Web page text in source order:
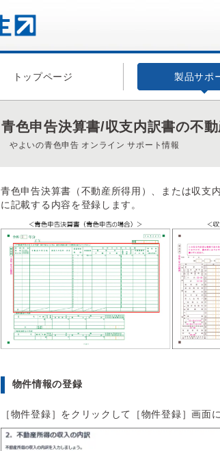
トップページ 製品サポ
青色申告決算書/収支内訳書の不
やよいの青色申告 オンライン サポート情報
青色申告決算書（不動産所得用）、または収支
に記載する内容を登録します。
物件情報の登録
［物件登録］をクリックして［物件登録］画